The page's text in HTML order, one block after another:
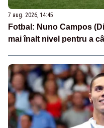
7 aug. 2026, 14:45
Fotbal: Nuno Campos
mai înalt nivel pentru a